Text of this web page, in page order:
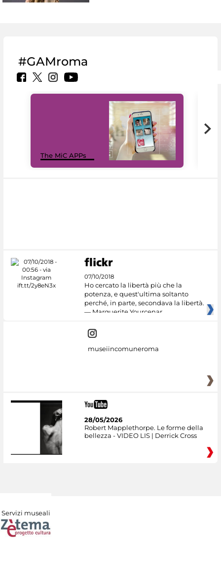
#GAMroma
The MiC APPs
07/10/2018
Ho cercato la libertà più che la
potenza, e quest'ultima soltanto
perché, in parte, secondava la libertà.
— Marguerite Yourcenar
museiincomuneroma
28/05/2026
Robert Mapplethorpe. Le forme della
bellezza - VIDEO LIS | Derrick Cross
Servizi museali